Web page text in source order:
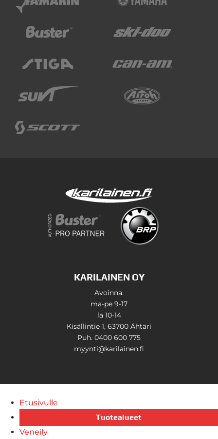
KARILAINEN OY
Avoinna:
ma-pe 9-17
la 10-14
Kisällintie 1, 63700 Ähtäri
Puh. 0400 600 775
myynti@karilainen.fi
Etusivulle
Tuotealueet
Veneily